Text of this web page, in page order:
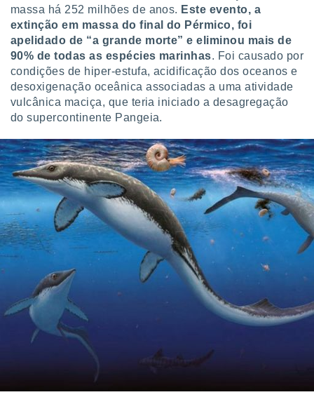
qual se
tal,
seu
ou opor-
qualquer
em “
na
o
de
ou aceder
num
para
criar
massa há 252 milhões de anos. Este evento, a
extinção em massa do final do Pérmico, foi
apelidado de “a grande morte” e eliminou mais de
90% de todas as espécies marinhas. Foi causado por
condições de hiper-estufa, acidificação dos oceanos e
desoxigenação oceânica associadas a uma atividade
vulcânica maciça, que teria iniciado a desagregação
do supercontinente Pangeia.